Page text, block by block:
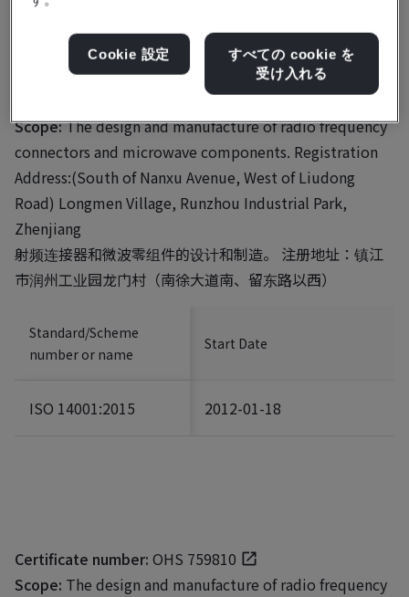
EMS 759808
Scope:The design and manufacture of radio frequency
connectors and microwave components. Registration
Address:(South of Nanxu Avenue, West of Liudong
Road) Longmen Village, Runzhou Industrial Park,
Zhenjiang
射频连接器和微波零组件的设计和制造。 注册地址：镇江
市润州工业园龙门村（南徐大道南、留东路以西）
Standard/Scheme
number or name
Start Date
ISO 14001:2015 2012-01-18
Certificate number: OHS 759810
Scope: The design and manufacture of radio frequency
Cookie 設定
すべての cookie を
受け入れる